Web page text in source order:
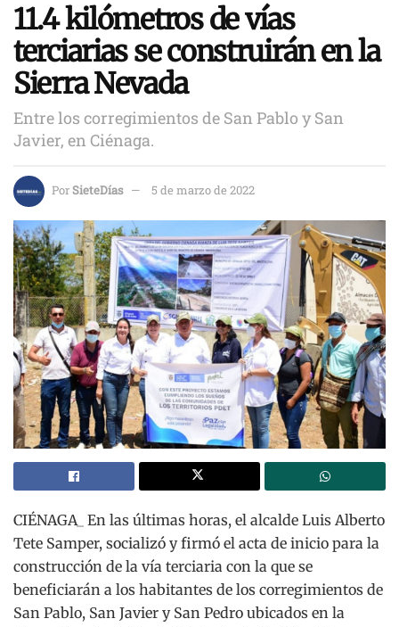
11.4 kilómetros de vías
terciarias se construirán en la
Sierra Nevada
Entre los corregimientos de San Pablo y San
Javier, en Ciénaga.
PorSieteDías 5 de marzo de 2022
CIÉNAGA_ En las últimas horas, el alcalde Luis Alberto
Tete Samper, socializó y firmó el acta de inicio para la
construcción de la vía terciaria con la que se
beneficiarán a los habitantes de los corregimientos de
San Pablo, San Javier y San Pedro ubicados en la